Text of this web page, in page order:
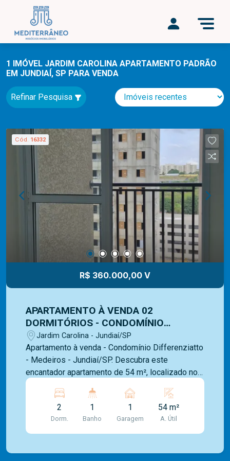
1 IMÓVEL JARDIM CAROLINA APARTAMENTO PADRÃO
EM JUNDIAÍ, SP PARA VENDA
Refinar Pesquisa
Cód. 16332
R$ 360.000,00 V
APARTAMENTO À VENDA 02
DORMITÓRIOS - CONDOMÍNIO
DIFFERENZIATTO - MEDEIROS -
JUNDIAÍ-SP.
Jardim Carolina - Jundiaí/SP
Apartamento à venda - Condomínio Differenziatto
- Medeiros - Jundiaí/SP. Descubra este
encantador apartamento de 54 m², localizado no
Medeiros. Com 2 dormitórios, sala para 2
ambientes com varanda, cozinha, lavanderia e
banheiro social, este imóvel oferece conforto e
praticidade. A unidade possui sol da tarde e uma
vista livre, proporcionando um ambiente
2
Dorm.
1
Banho
1
Garagem
54 m²
A. Útil